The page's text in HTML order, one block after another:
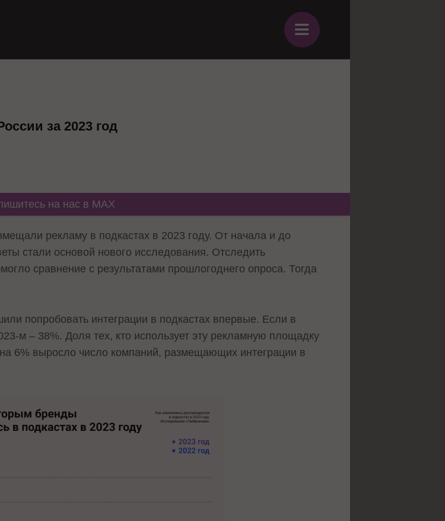
≡
за 2023 год
на нас в MAX
рекламу в подкастах в 2023 году. От начала и до
стали основой нового исследования. Отследить
сравнение с результатами прошлогоднего опроса. Тогда
попробовать интеграции в подкастах впервые. Если в
м – 38%. Доля тех, кто использует эту рекламную площадку
6% выросло число компаний, размещающих интеграции в